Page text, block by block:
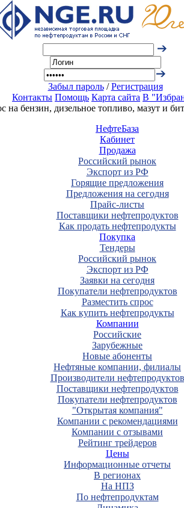
Забыл пароль/Регистрация
Контакты Помощь Карта сайта В
бензин, дизельное топливо, мазут и
НефтеБаза
Кабинет
Продажа
Российский рынок
Экспорт из РФ
Горящие предложения
Предложения на сегодня
Прайс-листы
Поставщики нефтепродуктов
Как продать нефтепродукты
Покупка
Тендеры
Российский рынок
Экспорт из РФ
Заявки на сегодня
Покупатели нефтепродуктов
Разместить спрос
Как купить нефтепродукты
Компании
Российские
Зарубежные
Новые абоненты
Нефтяные компании, филиалы
Производители нефтепродуктов
Поставщики нефтепродуктов
Покупатели нефтепродуктов
"Открытая компания"
Компании с рекомендациями
Компании с отзывами
Рейтинг трейдеров
Цены
Информационные отчеты
В регионах
На НПЗ
По нефтепродуктам